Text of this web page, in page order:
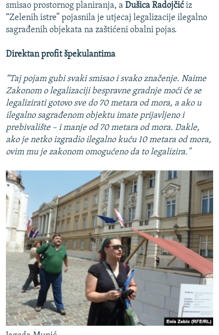
smisao prostornog planiranja, a Dušica Radojčićiz
“Zelenih istre” pojasnila je utjecaj legalizacije ilegalno
sagrađenih objekata na zaštićeni obalni pojas.
Direktan profit špekulantima
“Taj pojam gubi svaki smisao i svako značenje. Naime
Zakonom o legalizaciji bespravne gradnje moći će se
legalizirati gotovo sve do 70 metara od mora, a ako u
ilegalno sagrađenom objektu imate prijavljeno i
prebivalište – i manje od 70 metara od mora. Dakle,
ako je netko izgradio ilegalno kuću 10 metara od mora,
ovim mu je zakonom omogućeno da to legalizira."